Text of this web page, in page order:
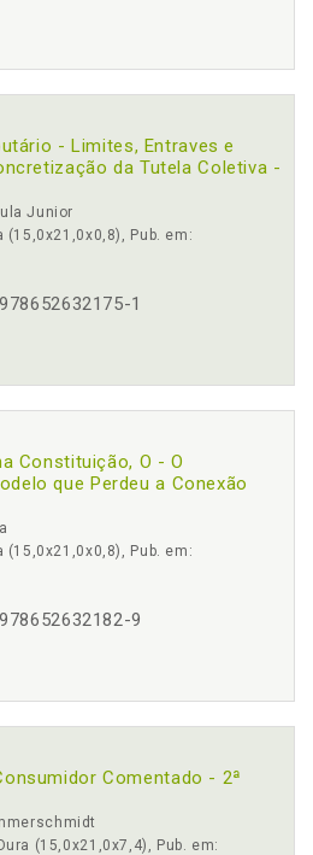
- Limites, Entraves e
da Tutela Coletiva -
Junior
Pub. em:
978652632175-1
Constituição, O - O
que Perdeu a Conexão
Pub. em:
978652632182-9
Comentado - 2ª
(15,0x21,0x7,4), Pub. em: